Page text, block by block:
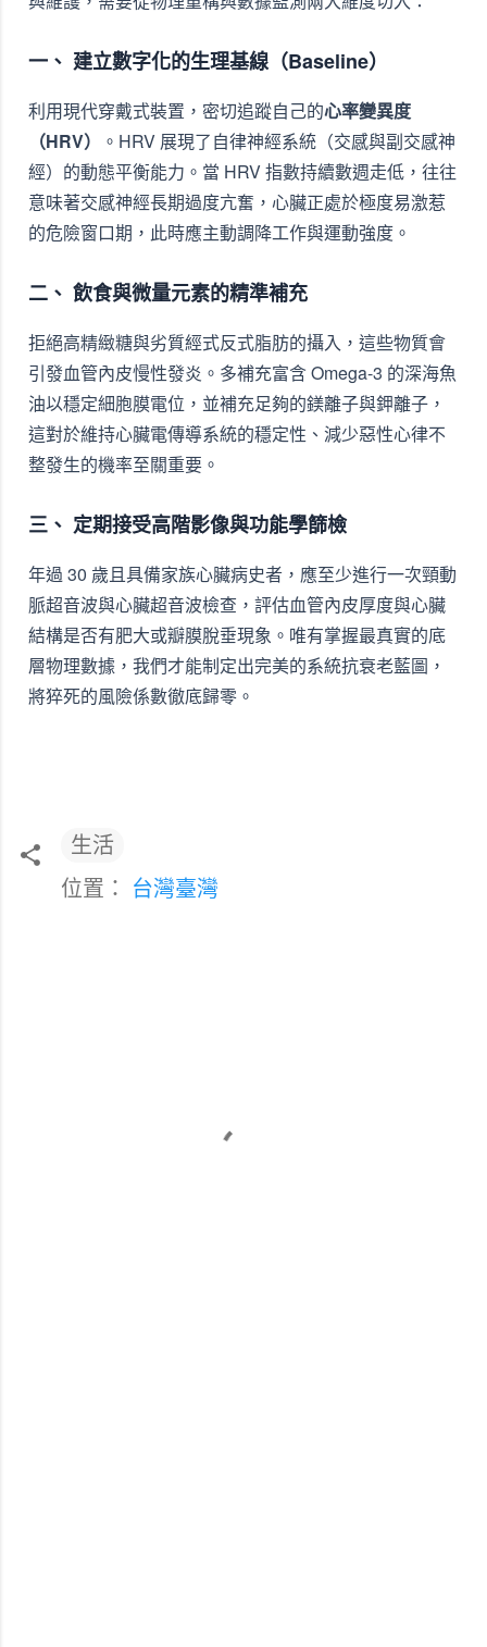
一、 建立數字化的生理基線（Baseline）
利用現代穿戴式裝置，密切追蹤自己的心率變異度
（HRV）
。HRV 展現了自律神經系統（交感與副交感神
經）的動態平衡能力。當 HRV 指數持續數週走低，往往
意味著交感神經長期過度亢奮，心臟正處於極度易激惹
的危險窗口期，此時應主動調降工作與運動強度。
二、 飲食與微量元素的精準補充
拒絕高精緻糖與劣質經式反式脂肪的攝入，這些物質會
引發血管內皮慢性發炎。多補充富含 Omega-3 的深海魚
油以穩定細胞膜電位，並補充足夠的鎂離子與鉀離子，
這對於維持心臟電傳導系統的穩定性、減少惡性心律不
整發生的機率至關重要。
三、 定期接受高階影像與功能學篩檢
年過 30 歲且具備家族心臟病史者，應至少進行一次頸動
脈超音波與心臟超音波檢查，評估血管內皮厚度與心臟
結構是否有肥大或瓣膜脫垂現象。唯有掌握最真實的底
層物理數據，我們才能制定出完美的系統抗衰老藍圖，
將猝死的風險係數徹底歸零。
生活
位置： 台灣臺灣